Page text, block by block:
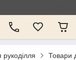
Товари